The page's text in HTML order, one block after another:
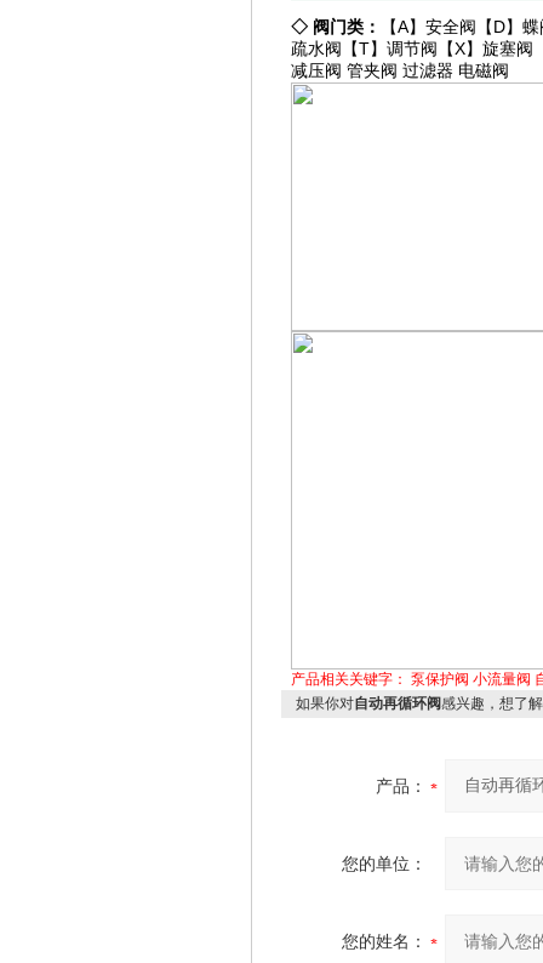
◇ 阀门类： 【A】 安全阀 【D】 蝶
疏水阀 【T】 调节阀 【X】 旋塞阀
减压阀 管夹阀 过滤器 电磁阀
产品相关关键字： 泵保护阀 小流量阀
如果你对自动再循环阀感兴趣，想了
产品：
您的单位：
您的姓名：